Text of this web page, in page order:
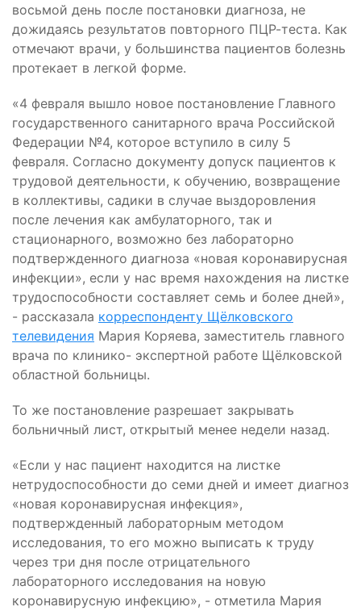
восьмой день после постановки диагноза, не
дожидаясь результатов повторного ПЦР-теста. Как
отмечают врачи, у большинства пациентов болезнь
протекает в легкой форме.
«4 февраля вышло новое постановление Главного
государственного санитарного врача Российской
Федерации №4, которое вступило в силу 5
февраля. Согласно документу допуск пациентов к
трудовой деятельности, к обучению, возвращение
в коллективы, садики в случае выздоровления
после лечения как амбулаторного, так и
стационарного, возможно без лабораторно
подтвержденного диагноза «новая коронавирусная
инфекции», если у нас время нахождения на листке
трудоспособности составляет семь и более дней»,
- рассказала корреспонденту Щёлковского
телевидения Мария Коряева, заместитель главного
врача по клинико- экспертной работе Щёлковской
областной больницы.
То же постановление разрешает закрывать
больничный лист, открытый менее недели назад.
«Если у нас пациент находится на листке
нетрудоспособности до семи дней и имеет диагноз
«новая коронавирусная инфекция»,
подтвержденный лабораторным методом
исследования, то его можно выписать к труду
через три дня после отрицательного
лабораторного исследования на новую
коронавирусную инфекцию», - отметила Мария